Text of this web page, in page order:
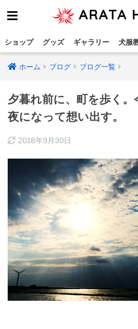
ARATA
ショップ グッズ ギャラリー 犬服
ホーム ブログ ブログ一覧
夕暮れ前に、町を歩く。
夜になって想い出す。
2018年9月30日